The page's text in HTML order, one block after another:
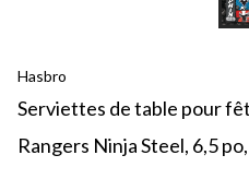
Hasbro
Serviettes de table pour
Rangers Ninja Steel, 6,5